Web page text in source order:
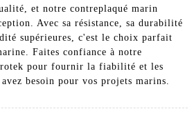
et notre contreplaqué marin
Avec sa résistance, sa durabilité
supérieures, c'est le choix parfait
Faites confiance à notre
pour fournir la fiabilité et les
besoin pour vos projets marins.